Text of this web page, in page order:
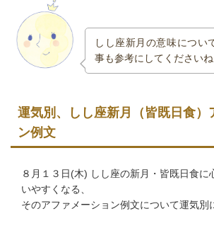
しし座新月の意味につい
事も参考にしてくださいね
運気別、しし座新月（皆既日食）
ン例文
８月１３日(木) しし座の新月・皆既日食に
いやすくなる、
そのアファメーション例文について運気別